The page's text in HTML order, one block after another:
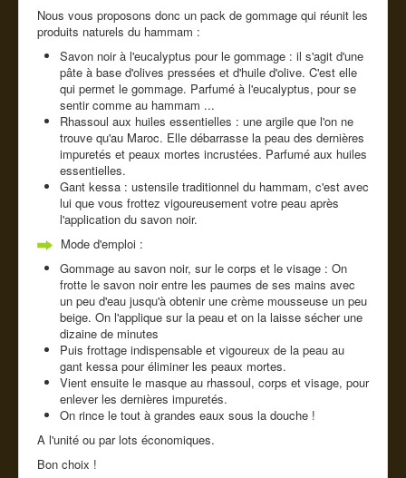
Nous vous proposons donc un pack de gommage qui réunit les
produits naturels du hammam :
Savon noir à l'eucalyptus pour le gommage : il s'agit d'une
pâte à base d'olives pressées et d'huile d'olive. C'est elle
qui permet le gommage. Parfumé à l'eucalyptus, pour se
sentir comme au hammam ...
Rhassoul aux huiles essentielles : une argile que l'on ne
trouve qu'au Maroc. Elle débarrasse la peau des dernières
impuretés et peaux mortes incrustées. Parfumé aux huiles
essentielles.
Gant kessa : ustensile traditionnel du hammam, c'est avec
lui que vous frottez vigoureusement votre peau après
l'application du savon noir.
Mode d'emploi :
Gommage au savon noir, sur le corps et le visage : On
frotte le savon noir entre les paumes de ses mains avec
un peu d'eau jusqu'à obtenir une crème mousseuse un peu
beige. On l'applique sur la peau et on la laisse sécher une
dizaine de minutes
Puis frottage indispensable et vigoureux de la peau au
gant kessa pour éliminer les peaux mortes.
Vient ensuite le masque au rhassoul, corps et visage, pour
enlever les dernières impuretés.
On rince le tout à grandes eaux sous la douche !
A l'unité ou par lots économiques.
Bon choix !